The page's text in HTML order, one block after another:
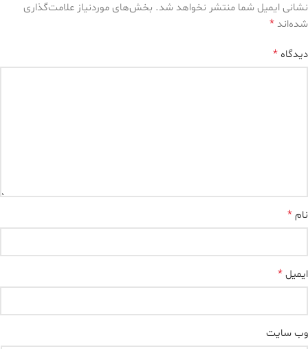
نشانی ایمیل شما منتشر نخواهد شد. بخش‌های موردنیاز علامت‌گذاری
شده‌اند *
دیدگاه *
نام*
ایمیل*
وب‌ سایت